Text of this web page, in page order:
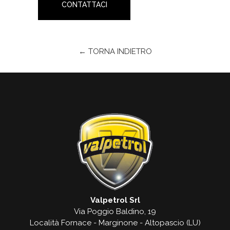
CONTATTACI
← TORNA INDIETRO
Valpetrol Srl
Via Poggio Baldino, 19
Località Fornace - Marginone - Altopascio (LU)